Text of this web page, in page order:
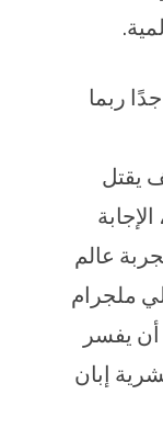
ربما
يقتل
عالم
ملجرام
يفسر
إبان